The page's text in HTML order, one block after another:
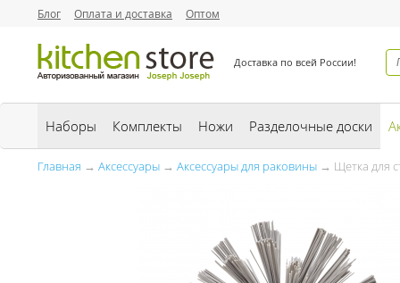
Блог Оплата и доставка Оптом
Доставка по всей России!
Наборы Комплекты Ножи Разделочные доски
Главная → Аксессуары → Аксессуары для раковины → Щетка для